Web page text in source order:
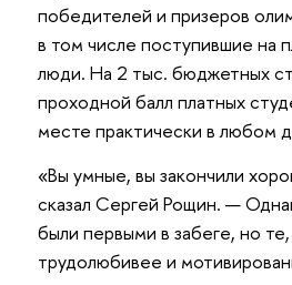
победителей и призеров
в том числе поступившие на
люди. На 2 тыс. бюджетных
проходной балл платных
месте практически в любом
«Вы умные, вы закончили
сказал Сергей Рощин. —
были первыми в забеге, но
трудолюбивее и